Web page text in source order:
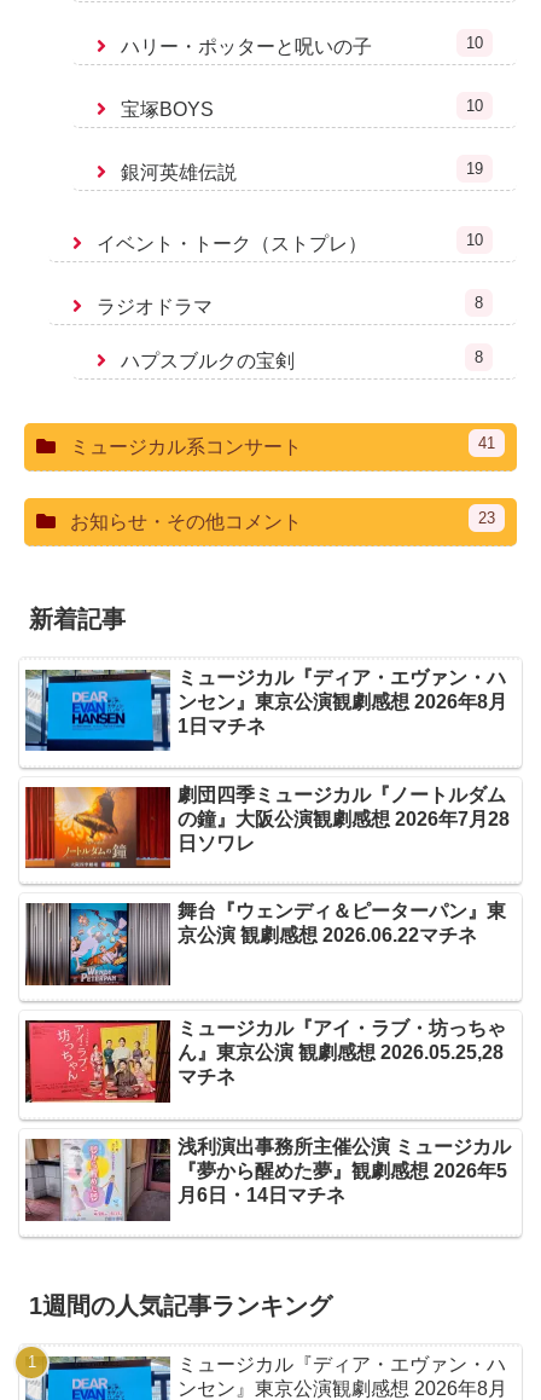
ハリー・ポッターと呪いの子 10
宝塚BOYS 10
銀河英雄伝説 19
イベント・トーク（ストプレ） 10
ラジオドラマ 8
ハプスブルクの宝剣 8
ミュージカル系コンサート 41
お知らせ・その他コメント 23
新着記事
ミュージカル『ディア・エヴァン・ハ
ンセン』東京公演観劇感想 2026年8月
1日マチネ
劇団四季ミュージカル『ノートルダム
の鐘』大阪公演観劇感想 2026年7月28
日ソワレ
舞台『ウェンディ＆ピーターパン』東
京公演 観劇感想 2026.06.22マチネ
ミュージカル『アイ・ラブ・坊っちゃ
ん』東京公演 観劇感想 2026.05.25,28
マチネ
浅利演出事務所主催公演 ミュージカル
『夢から醒めた夢』観劇感想 2026年5
月6日・14日マチネ
1週間の人気記事ランキング
ミュージカル『ディア・エヴァン・ハ
ンセン』東京公演観劇感想 2026年8月